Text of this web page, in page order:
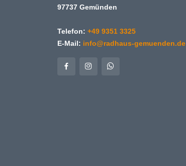
97737 Gemünden
Telefon: +49 9351 3325
E-Mail: info@radhaus-gemuenden.de